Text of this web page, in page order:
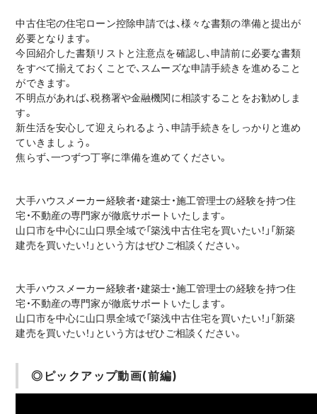
中古住宅の住宅ローン控除申請では、様々な書類の準備と提出が
必要となります。
今回紹介した書類リストと注意点を確認し、申請前に必要な書類
をすべて揃えておくことで、スムーズな申請手続きを進めること
ができます。
不明点があれば、税務署や金融機関に相談することをお勧めしま
す。
新生活を安心して迎えられるよう、申請手続きをしっかりと進め
ていきましょう。
焦らず、一つずつ丁寧に準備を進めてください。
大手ハウスメーカー経験者・建築士・施工管理士の経験を持つ住
宅・不動産の専門家が徹底サポートいたします。
山口市を中心に山口県全域で「築浅中古住宅を買いたい！」「新築
建売を買いたい！」という方はぜひご相談ください。
大手ハウスメーカー経験者・建築士・施工管理士の経験を持つ住
宅・不動産の専門家が徹底サポートいたします。
山口市を中心に山口県全域で「築浅中古住宅を買いたい！」「新築
建売を買いたい！」という方はぜひご相談ください。
◎ピックアップ動画(前編)